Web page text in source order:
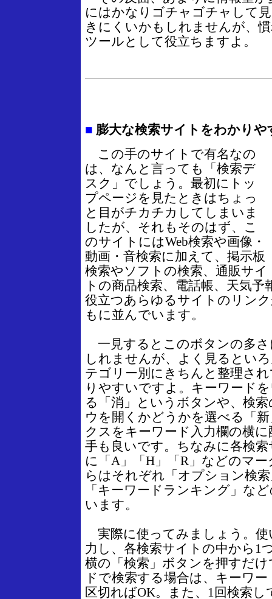
にはかなりゴチャゴチャして
きにくいかもしれませんが、
ツールとして役立ちますよ。
■ 膨大な検索サイトをわかりや
この手のサイトで有名なの
は、なんと言っても「検索デ
スク」でしょう。最初にトッ
プページを見たときはちょっ
と目がチカチカしてしまいま
したが、それもそのはず、こ
のサイトにはWeb検索や画像・
動画・音検索に加えて、掲示板
検索やソフトの検索、通販サイ
トの商品検索、電話帳、天気
役立つあらゆるサイトのリン
もに並んでいます。
一見するとこのボタンの多
しれませんが、よく見るとい
テゴリー別にきちんと整理さ
りやすいですよ。キーワード
る「消」というボタンや、検
ウを開くかどうかを選べる「
クスをキーワード入力欄の横
手も良いです。ちなみに各検
に「A」「H」「R」などのマ
らはそれぞれ「オプション検
「キーワードランキング」な
います。
実際に使ってみましょう。使
力し、各検索サイトの中から1
横の「検索」ボタンを押すだ
ドで検索する場合は、キーワ
区切ればOK。また、1回検索